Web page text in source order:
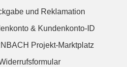
und Reklamation
& Kundenkonto-ID
Projekt-Marktplatz